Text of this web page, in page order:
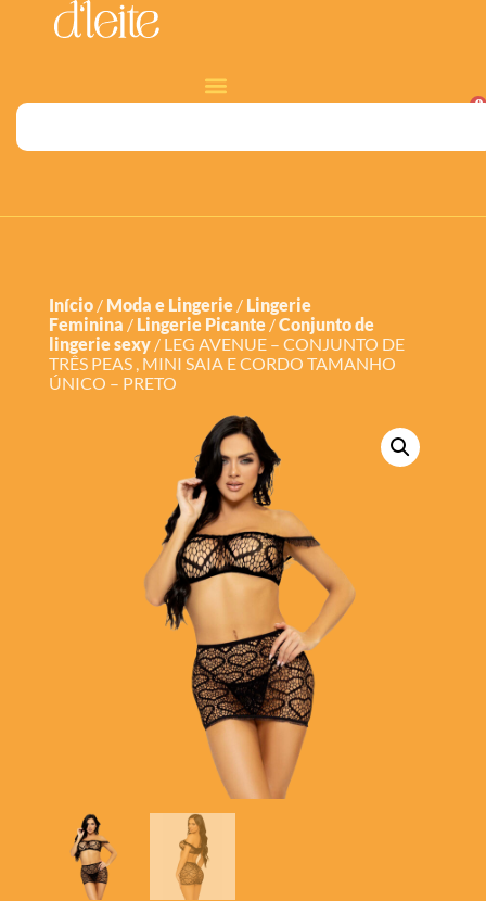
0
Início/ Moda e Lingerie/ Lingerie
Feminina / Lingerie Picante/Conjunto de
lingerie sexy/ LEG AVENUE – CONJUNTO DE
TRÊS PEAS , MINI SAIA E CORDO TAMANHO
ÚNICO – PRETO